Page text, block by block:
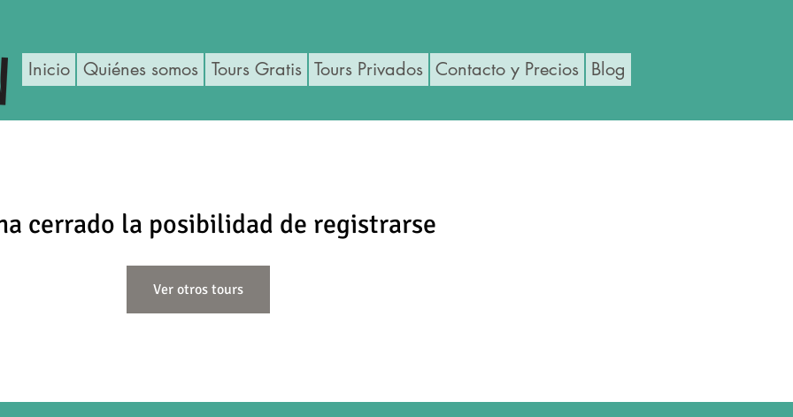
Inicio Quiénes somos Tours Gratis Tours Privados Contacto y Precios Blog
cerrado la posibilidad de registrarse
Ver otros tours